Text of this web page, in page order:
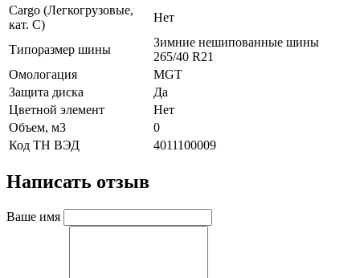
Cargo (Легкогрузовые,
кат. С)
Нет
Типоразмер шины
Зимние нешипованные шины
265/40 R21
Омологация
MGT
Защита диска
Да
Цветной элемент
Нет
Объем, м3
0
Код ТН ВЭД
4011100009
Написать отзыв
Ваше имя